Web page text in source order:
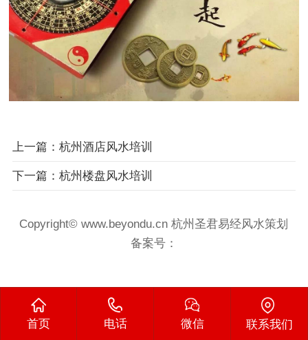
上一篇：杭州酒店风水培训
下一篇：杭州楼盘风水培训
Copyright© www.beyondu.cn 杭州圣君易经风水策划
备案号：
首页 电话 微信 联系我们